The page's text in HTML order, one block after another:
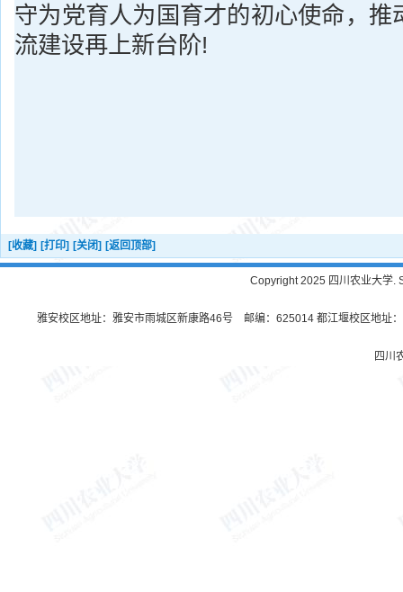
守为党育人为国育才的初心使命，推
流建设再上新台阶!
[收藏] [打印] [关闭] [返回顶部]
Copyright 2025 四川农业大学.
雅安校区地址：雅安市雨城区新康路46号 邮编：625014 都江堰校区地址
四川